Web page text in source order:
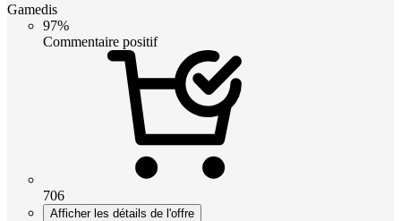
Gamedis
97%
Commentaire positif
706
Afficher les détails de l'offre